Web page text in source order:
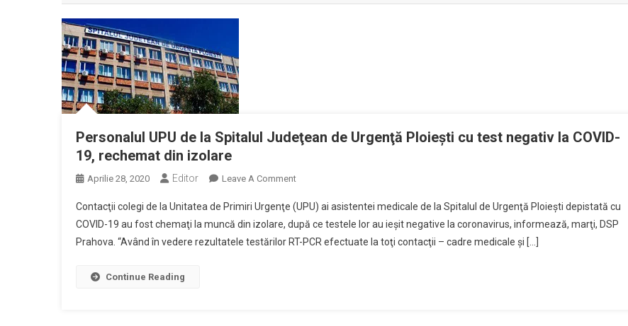
Personalul UPU de la Spitalul Judeţean de Urgenţă Ploieşti cu test negativ la COVID-
19, rechemat din izolare
Aprilie 28, 2020 Editor Leave A CommentOn
UPU
De
La
Contacţii colegi de la Unitatea de Primiri Urgenţe (UPU) ai asistentei medicale de la Spitalul de Urgenţă Ploieşti depistată cu
COVID-19 au fost chemaţi la muncă din izolare, după ce testele lor au ieşit negative la coronavirus, informează, marţi, DSP
Prahova. “Având în vedere rezultatele testărilor RT-PCR efectuate la toţi contacţii – cadre medicale şi […]
Continue Reading